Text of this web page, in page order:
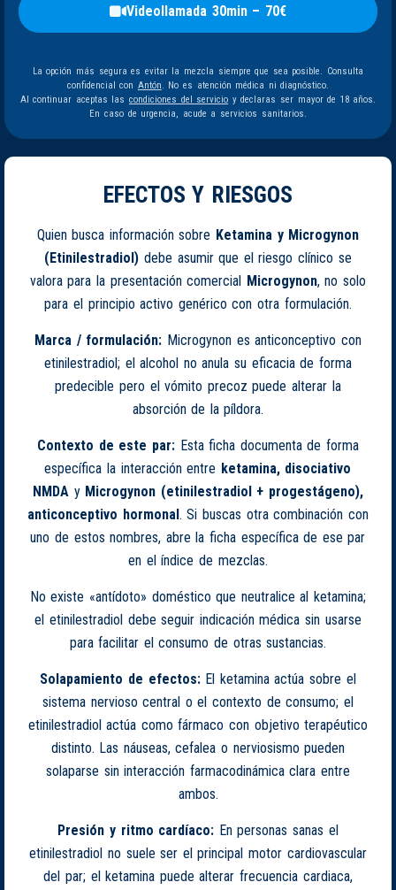
Videollamada 30min – 70€
La opción más segura es evitar la mezcla siempre que sea posible. Consulta
confidencial con Antón. No es atención médica ni diagnóstico.
Al continuar aceptas las condiciones del servicio y declaras ser mayor de 18 años.
En caso de urgencia, acude a servicios sanitarios.
EFECTOS Y RIESGOS
Quien busca información sobre Ketamina y Microgynon
(Etinilestradiol) debe asumir que el riesgo clínico se
valora para la presentación comercial Microgynon, no solo
para el principio activo genérico con otra formulación.
Marca / formulación: Microgynon es anticonceptivo con
etinilestradiol; el alcohol no anula su eficacia de forma
predecible pero el vómito precoz puede alterar la
absorción de la píldora.
Contexto de este par:Esta ficha documenta de forma
específica la interacción entre ketamina, disociativo
NMDAy Microgynon (etinilestradiol + progestágeno),
anticonceptivo hormonal. Si buscas otra combinación con
uno de estos nombres, abre la ficha específica de ese par
en el índice de mezclas.
No existe «antídoto» doméstico que neutralice al ketamina;
el etinilestradiol debe seguir indicación médica sin usarse
para facilitar el consumo de otras sustancias.
Solapamiento de efectos:El ketamina actúa sobre el
sistema nervioso central o el contexto de consumo; el
etinilestradiol actúa como fármaco con objetivo terapéutico
distinto. Las náuseas, cefalea o nerviosismo pueden
solaparse sin interacción farmacodinámica clara entre
ambos.
Presión y ritmo cardíaco: En personas sanas el
etinilestradiol no suele ser el principal motor cardiovascular
del par; el ketamina puede alterar frecuencia cardiaca,